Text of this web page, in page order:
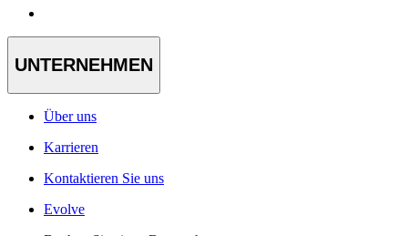
UNTERNEHMEN
Über uns
Karrieren
Kontaktieren Sie uns
Evolve